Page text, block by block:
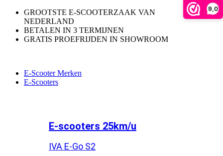
9,0
GROOTSTE E-SCOOTERZAAK VAN
NEDERLAND
BETALEN IN 3 TERMIJNEN
GRATIS PROEFRIJDEN IN SHOWROOM
E-Scooter Merken
E-Scooters
E-scooters 25km/u
IVA E-Go S2